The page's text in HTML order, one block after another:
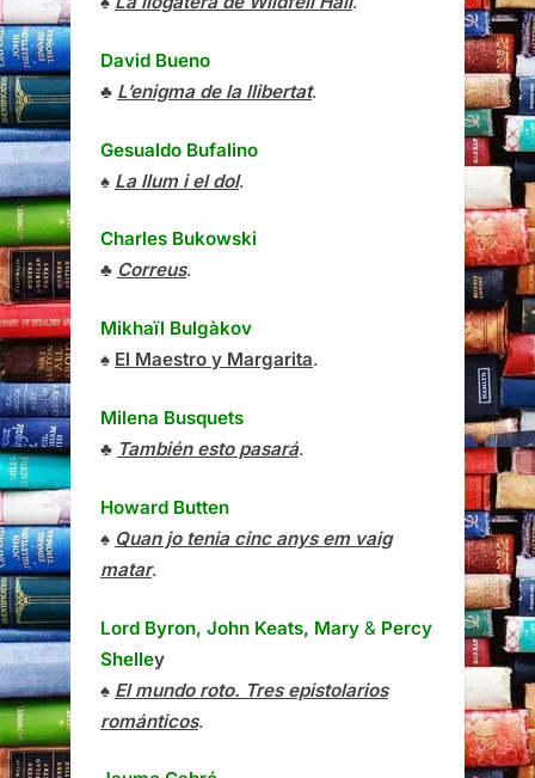
David Bueno
♣ L’enigma de la llibertat.
Gesualdo Bufalino
♠ La llum i el dol.
Charles Bukowski
♣ Correus.
Mikhaïl Bulgàkov
♠ El Maestro y Margarita.
Milena Busquets
♣ También esto pasará.
Howard Butten
♠ Quan jo tenia cinc anys em vaig
matar.
Lord Byron, John Keats, Mary & Percy
Shelley
♠ El mundo roto. Tres epistolarios
románticos.